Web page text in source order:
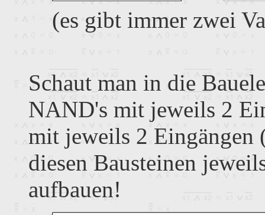
(es gibt immer zwei
Schaut man in die
NAND's mit jeweils 2
mit jeweils 2 Eingängen
diesen Bausteinen
aufbauen!